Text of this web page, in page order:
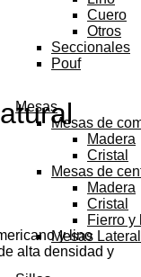
Cuero
Otros
Seccionales
Pouf
Mesas
Mesas de
Madera
Cristal
Mesas de
Madera
Cristal
Fierro y
Mesas
y lino
alta densidad y